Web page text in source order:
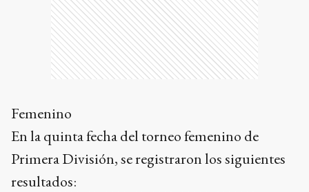
Femenino
En la quinta fecha del torneo femenino de
Primera División, se registraron los siguientes
resultados: